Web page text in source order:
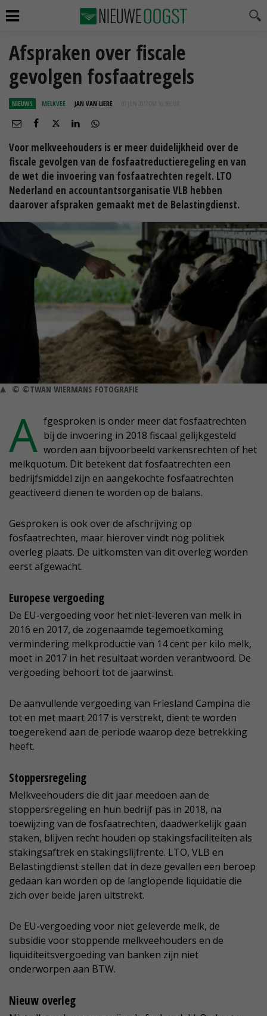
Afspraken over fiscale
gevolgen fosfaatregels
NIEUWS MELKVEE JAN VAN LIERE 07 JUN 2017 OM 16:36
Voor melkveehouders is er meer duidelijkheid over de
fiscale gevolgen van de fosfaatreductieregeling en van
de wet die invoering van fosfaatrechten regelt. LTO
Nederland en accountantsorganisatie VLB hebben
daarover afspraken gemaakt met de Belastingdienst.
© ©TWAN WIERMANS FOTOGRAFIE
A fgesproken is onder meer dat fosfaatrechten
bij de invoering in 2018 fiscaal gelijkgesteld
worden aan bijvoorbeeld varkensrechten of het
melkquotum. Dit betekent dat fosfaatrechten een
bedrijfsmiddel zijn en aangekochte fosfaatrechten
geactiveerd dienen te worden op de balans.
Gesproken is ook over de afschrijving op
fosfaatrechten, maar hierover vindt nog politiek
overleg plaats. De uitkomsten van dit overleg worden
eerst afgewacht.
Europese vergoeding
De EU-vergoeding voor het niet-leveren van melk in
2016 en 2017, de zogenaamde tegemoetkoming
vermindering melkproductie van 14 cent per kilo melk,
moet in 2017 in het resultaat worden verantwoord. De
vergoeding behoort tot de jaarwinst.
De aanvullende vergoeding van Friesland Campina die
tot en met maart 2017 is verstrekt, dient te worden
toegerekend aan de periode waarop deze betrekking
heeft.
Stoppersregeling
Melkveehouders die dit jaar meedoen aan de
stoppersregeling en hun bedrijf pas in 2018, na
toewijzing van de fosfaatrechten, daadwerkelijk gaan
staken, blijven recht houden op stakingsfaciliteiten als
stakingsaftrek en stakingslijfrente. LTO, VLB en
Belastingdienst stellen dat in deze gevallen een beroep
gedaan kan worden op de langlopende liquidatie die
zich over beide jaren uitstrekt.
De EU-vergoeding voor niet geleverde melk, de
subsidie voor stoppende melkveehouders en de
liquiditeitsvergoeding van banken zijn niet
onderworpen aan BTW.
Nieuw overleg